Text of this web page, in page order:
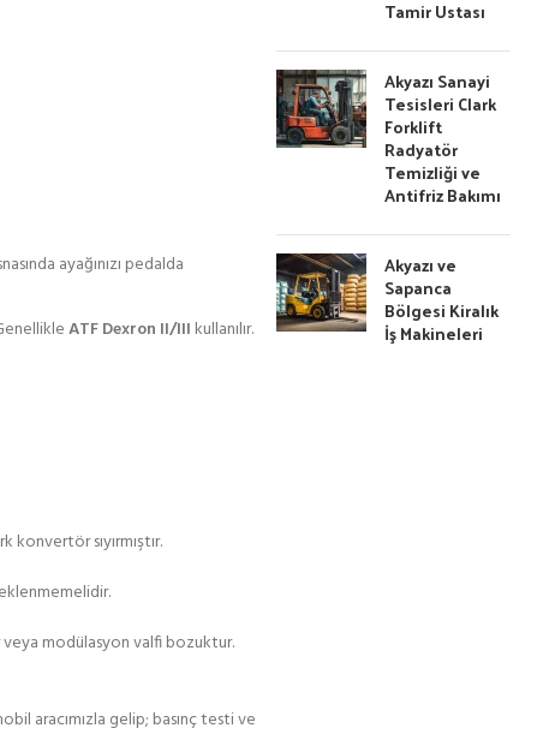
ayağınızı pedalda
ATF Dexron II/III kullanılır.
konvertör sıyırmıştır.
veya modülasyon valfi bozuktur.
aracımızla gelip; basınç testi ve
Tamir Ustası
Akyazı Sanayi
Tesisleri Clark
Forklift
Radyatör
Temizliği ve
Antifriz Bakımı
Akyazı ve
Sapanca
Bölgesi Kiralık
İş Makineleri